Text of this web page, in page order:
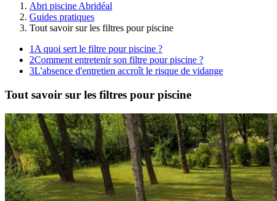
Abri piscine Abridéal
Guides pratiques
Tout savoir sur les filtres pour piscine
1 A quoi sert le filtre pour piscine ?
2Comment entretenir son filtre pour piscine ?
3L'absence d'entretien accroît le risque de vidange
Tout savoir sur les filtres pour piscine